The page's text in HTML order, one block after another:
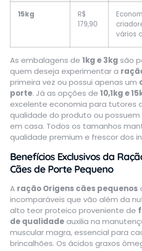
15kg
R$
179,90
vários
As embalagens de 1kg e 3kg são
quem deseja experimentar a
primeira vez ou possui apenas um
porte. Já as opções de 10,1kg e
excelente economia para tutores
qualidade do produto ou
em casa. Todos os tamanhos
qualidade premium e frescor dos
Benefícios Exclusivos da
Cães de Porte Pequeno
A ração Origens cães pequenos
incomparáveis que vão além da
alto teor proteico proveniente de
de qualidadeauxilia na
muscular magra, essencial para
brincalhões. Os ácidos graxos